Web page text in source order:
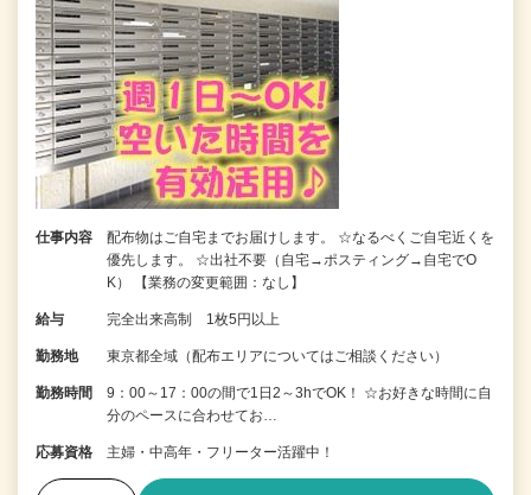
仕事内容
配布物はご自宅までお届けします。 ☆なるべくご自宅近くを
優先します。 ☆出社不要（自宅→ポスティング→自宅でO
K） 【業務の変更範囲：なし】
給与 完全出来高制 1枚5円以上
勤務地 東京都全域（配布エリアについてはご相談ください）
勤務時間
9：00～17：00の間で1日2～3hでOK！ ☆お好きな時間に自
分のペースに合わせてお…
応募資格 主婦・中高年・フリーター活躍中！